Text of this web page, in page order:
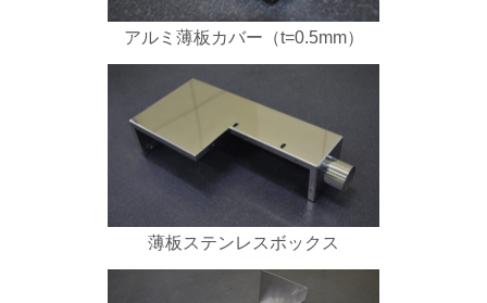
アルミ薄板カバー（t=0.5mm）
薄板ステンレスボックス